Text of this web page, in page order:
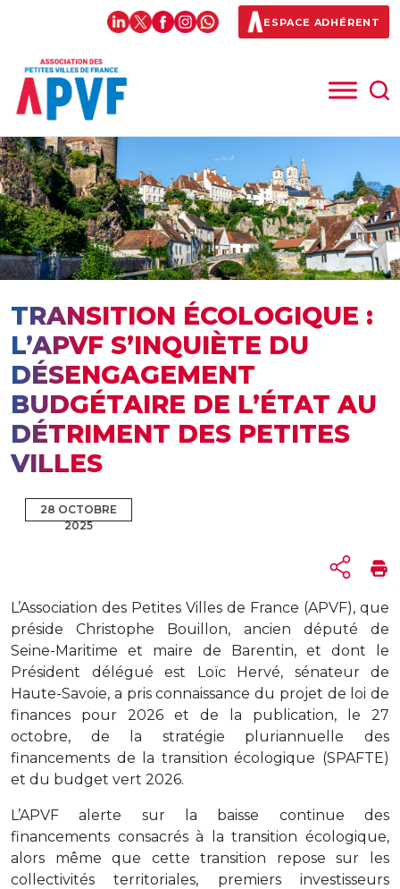
ESPACE ADHÉRENT
TRANSITION ÉCOLOGIQUE :
L’APVF S’INQUIÈTE DU
DÉSENGAGEMENT
BUDGÉTAIRE DE L’ÉTAT AU
DÉTRIMENT DES PETITES
VILLES
28 OCTOBRE
2025
L’Association des Petites Villes de France (APVF), que
préside Christophe Bouillon, ancien député de
Seine-Maritime et maire de Barentin, et dont le
Président délégué est Loïc Hervé, sénateur de
Haute-Savoie, a pris connaissance du projet de loi de
finances pour 2026 et de la publication, le 27
octobre, de la stratégie pluriannuelle des
financements de la transition écologique (SPAFTE)
et du budget vert 2026.
L’APVF alerte sur la baisse continue des
financements consacrés à la transition écologique,
alors même que cette transition repose sur les
collectivités territoriales, premiers investisseurs